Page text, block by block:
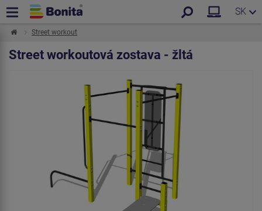
SK
Street workout
Street workoutová zostava - žltá